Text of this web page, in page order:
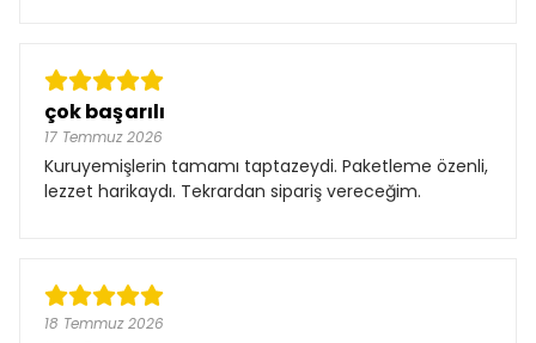
çok başarılı
17 Temmuz 2026
Kuruyemişlerin tamamı taptazeydi. Paketleme özenli,
lezzet harikaydı. Tekrardan sipariş vereceğim.
18 Temmuz 2026